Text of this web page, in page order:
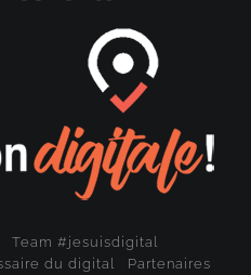
Team #jesuisdigital
du digital Partenaires